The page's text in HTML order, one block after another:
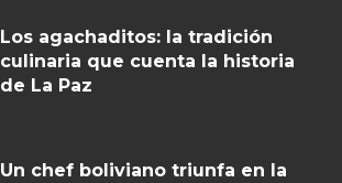
Los agachaditos: la tradición
culinaria que cuenta la historia
de La Paz
Un chef boliviano triunfa en la